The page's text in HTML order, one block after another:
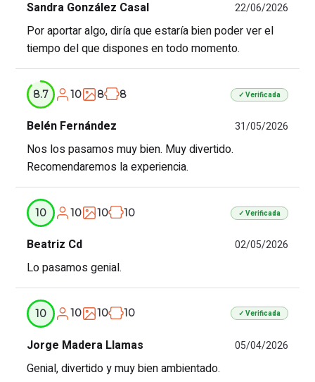
Sandra González Casal 22/06/2026
Por aportar algo, diría que estaría bien poder ver el
tiempo del que dispones en todo momento.
8.7 10 8 8 ✓ Verificada
Belén Fernández 31/05/2026
Nos los pasamos muy bien. Muy divertido.
Recomendaremos la experiencia.
10 10 10 10 ✓ Verificada
Beatriz Cd 02/05/2026
Lo pasamos genial.
10 10 10 10 ✓ Verificada
Jorge Madera Llamas 05/04/2026
Genial, divertido y muy bien ambientado.